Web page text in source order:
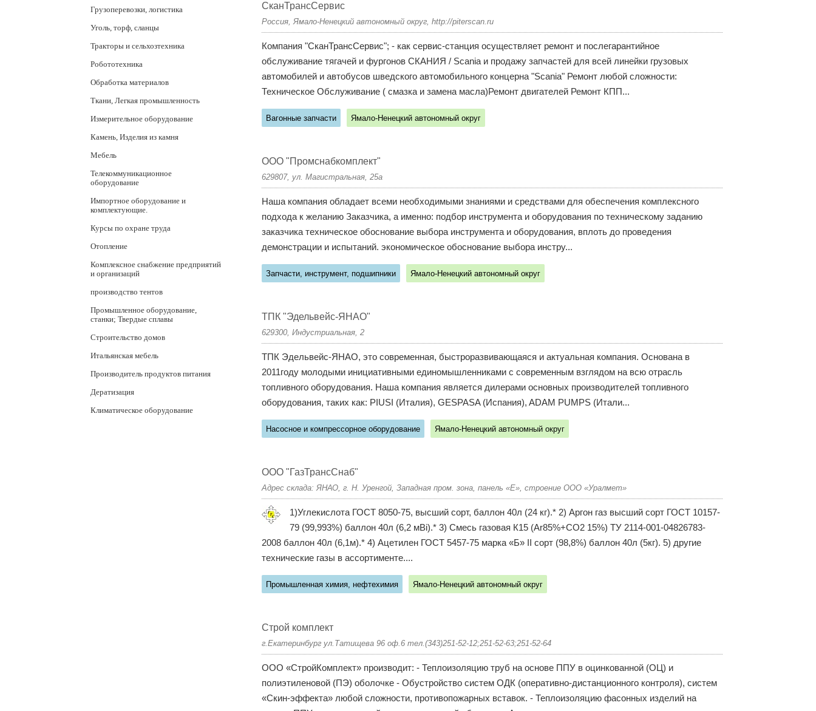
Грузоперевозки, логистика
Уголь, торф, сланцы
Тракторы и сельхозтехника
Робототехника
Обработка материалов
Ткани, Легкая промышленность
Измерительное оборудование
Камень, Изделия из камня
Мебель
Телекоммуникационное
оборудование
Импортное оборудование и
комплектующие.
Курсы по охране труда
Отопление
Комплексное снабжение предприятий
и организаций
производство тентов
Промышленное оборудование,
станки; Твердые сплавы
Строительство домов
Итальянская мебель
Производитель продуктов питания
Дератизация
Климатическое оборудование
СканТрансСервис
Россия, Ямало-Ненецкий автономный округ, http://piterscan.ru
Компания "СканТрансСервис"; - как cервис-cтанция осуществляет ремонт и послегарантийное
обслуживание тягачей и фургонов СКАНИЯ / Scania и продажу запчастей для всей линейки грузовых
автомобилей и автобусов шведского автомобильного концерна "Scania" Ремонт любой сложности:
Техническое Обслуживание ( смазка и замена масла)Ремонт двигателей Ремонт КПП...
Вагонные запчасти Ямало-Ненецкий автономный округ
ООО "Промснабкомплект"
629807, ул. Магистральная, 25а
Наша компания обладает всеми необходимыми знаниями и средствами для обеспечения комплексного
подхода к желанию Заказчика, а именно: подбор инструмента и оборудования по техническому заданию
заказчика техническое обоснование выбора инструмента и оборудования, вплоть до проведения
демонстрации и испытаний. экономическое обоснование выбора инстру...
Запчасти, инструмент, подшипники Ямало-Ненецкий автономный округ
ТПК "Эдельвейс-ЯНАО"
629300, Индустриальная, 2
ТПК Эдельвейс-ЯНАО, это современная, быстроразвивающаяся и актуальная компания. Основана в
2011году молодыми инициативными единомышленниками с современным взглядом на всю отрасль
топливного оборудования. Наша компания является дилерами основных производителей топливного
оборудования, таких как: PIUSI (Италия), GESPASA (Испания), ADAM PUMPS (Итали...
Насосное и компрессорное оборудование Ямало-Ненецкий автономный округ
ООО "ГазТрансСнаб"
Адрес склада: ЯНАО, г. Н. Уренгой, Западная пром. зона, панель «Е», строение ООО «Уралмет»
1)Углекислота ГОСТ 8050-75, высший сорт, баллон 40л (24 кг).* 2) Аргон газ высший сорт ГОСТ 10157-
79 (99,993%) баллон 40л (6,2 мВі).* 3) Смесь газовая К15 (Ar85%+CO2 15%) ТУ 2114-001-04826783-
2008 баллон 40л (6,1м).* 4) Ацетилен ГОСТ 5457-75 марка «Б» II сорт (98,8%) баллон 40л (5кг). 5) другие
технические газы в ассортименте....
Промышленная химия, нефтехимия Ямало-Ненецкий автономный округ
Строй комплект
г.Екатеринбург ул.Татищева 96 оф.6 тел.(343)251-52-12;251-52-63;251-52-64
ООО «СтройКомплект» производит: - Теплоизоляцию труб на основе ППУ в оцинкованной (ОЦ) и
полиэтиленовой (ПЭ) оболочке - Обустройство систем ОДК (оперативно-дистанционного контроля), систем
«Скин-эффекта» любой сложности, противопожарных вставок. - Теплоизоляцию фасонных изделий на